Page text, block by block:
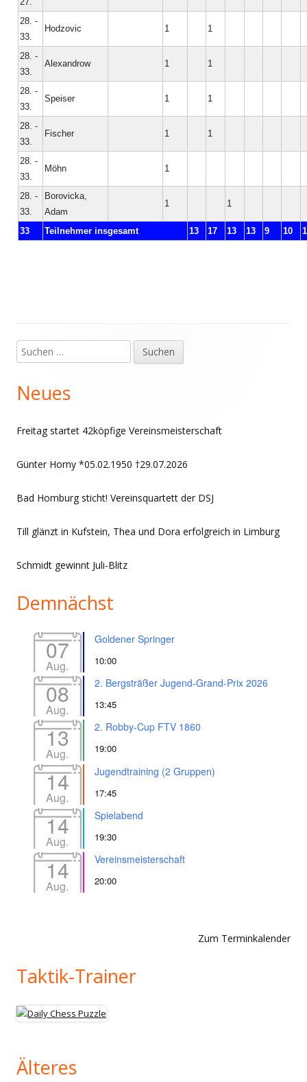
28. -
33.
Hodzovic 1 1
28. -
33.
Alexandrow 1 1
28. -
33.
Speiser 1 1
28. -
33.
Fischer 1 1
28. -
33.
Möhn 1
28. -
33.
Borovicka,
Adam
1 1
33 Teilnehmer insgesamt 13 17 13 13 9 10
Haupt-
Seitenleiste
Suchen
nach:
Neues
Freitag startet 42köpfige Vereinsmeisterschaft
Günter Horny *05.02.1950 †29.07.2026
Bad Homburg sticht! Vereinsquartett der DSJ
Till glänzt in Kufstein, Thea und Dora erfolgreich in Limburg
Schmidt gewinnt Juli-Blitz
Demnächst
07
Aug.
Goldener Springer
10:00
08
Aug.
2. Bergsträßer Jugend-Grand-Prix 2026
13:45
13
Aug.
2. Robby-Cup FTV 1860
19:00
14
Aug.
Jugendtraining (2 Gruppen)
17:45
14
Aug.
Spielabend
19:30
14
Aug.
Vereinsmeisterschaft
20:00
Zum Terminkalender
Taktik-Trainer
Älteres